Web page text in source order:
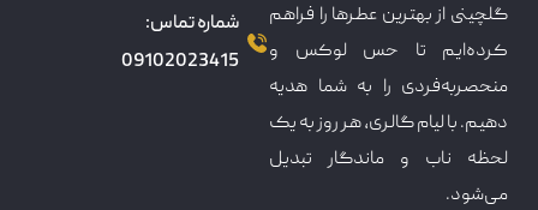
گلچینی از بهترین عطرها را فراهم
کرده‌ایم تا حس لوکس و
منحصربه‌فردی را به شما هدیه
دهیم. با لیام گالری، هر روز به یک
لحظه ناب و ماندگار تبدیل
می‌شود.
شماره تماس:
09102023415